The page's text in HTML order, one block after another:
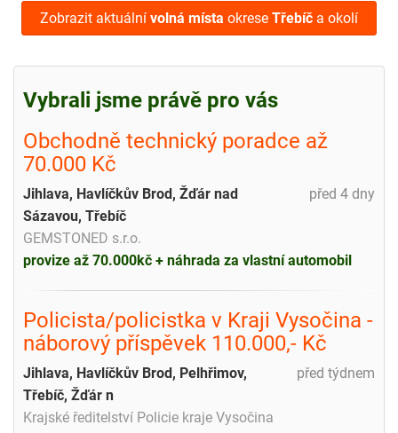
Zobrazit aktuální volná místa okrese Třebíč a okolí
Vybrali jsme právě pro vás
Obchodně technický poradce až
70.000 Kč
před 4 dny
Jihlava, Havlíčkův Brod, Žďár nad
Sázavou, Třebíč
GEMSTONED s.r.o.
provize až 70.000kč + náhrada za vlastní automobil
Policista/policistka v Kraji Vysočina -
náborový příspěvek 110.000,- Kč
před týdnem
Jihlava, Havlíčkův Brod, Pelhřimov,
Třebíč, Žďár n
Krajské ředitelství Policie kraje Vysočina